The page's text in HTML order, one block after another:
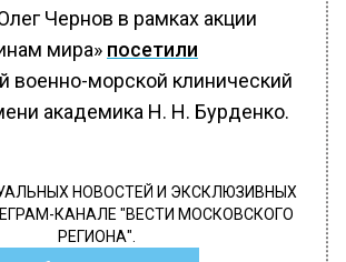
Чернов в рамках акции
мира» посетили
военно-морской клинический
академика Н. Н. Бурденко.
НОВОСТЕЙ И ЭКСКЛЮЗИВНЫХ
КАНАЛЕ "ВЕСТИ МОСКОВСКОГО
РЕГИОНА".